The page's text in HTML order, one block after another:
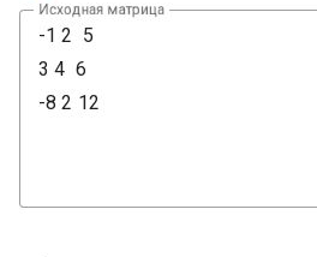
Исходная матрица